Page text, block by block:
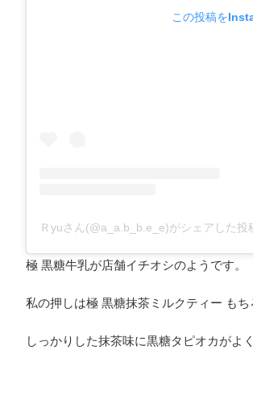
この投稿を
Ｒyuさん(@a_a.b_b.e_e)がシェアした投
極 黒糖牛乳が店舗イチオシのようです。
私の押しは極 黒糖抹茶ミルクティー もち
しっかりした抹茶味に黒糖タピオカがよ